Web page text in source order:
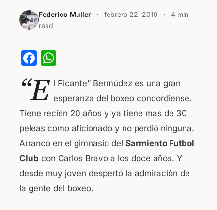
Federico Muller febrero 22, 2019
4 min
read
F
c
e
b
o
o
k
at
s
A
p
p
“E l Picante” Bermúdez es una gran
esperanza del boxeo concordiense.
Tiene recién 20 años y ya tiene mas de 30
peleas como aficionado y no perdió ninguna.
Arranco en el gimnasio del Sarmiento Futbol
Club con Carlos Bravo a los doce años. Y
desde muy joven despertó la admiración de
la gente del boxeo.